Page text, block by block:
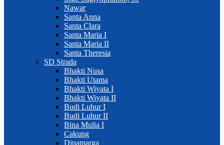
Nawar
Santa Anna
Santa Clara
Santa Maria I
Santa Maria II
Santa Theresia
SD Strada
Bhakti Nusa
Bhakti Utama
Bhakti Wiyata I
Bhakti Wiyata II
Budi Luhur I
Budi Luhur II
Bina Mulia I
Cakung
Dipamarga